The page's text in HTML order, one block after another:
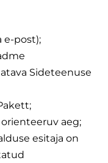
e-post);
Sideteenuse
aeg;
esitaja on